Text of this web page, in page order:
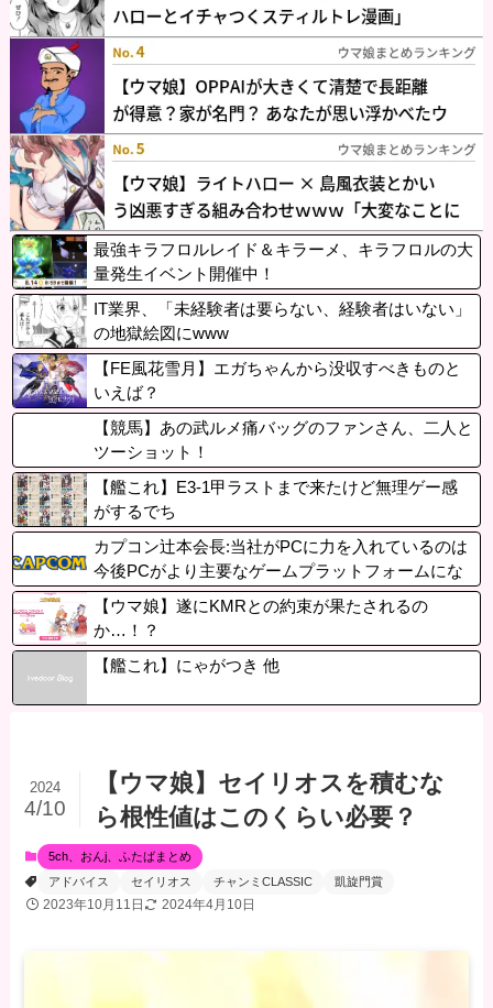
最強キラフロルレイド＆キラーメ、キラフロルの大
量発生イベント開催中！
IT業界、「未経験者は要らない、経験者はいない」
の地獄絵図にwww
【FE風花雪月】エガちゃんから没収すべきものと
いえば？
【競馬】あの武ルメ痛バッグのファンさん、二人と
ツーショット！
【艦これ】E3-1甲ラストまで来たけど無理ゲー感
がするでち
カプコン辻本会長:当社がPCに力を入れているのは
今後PCがより主要なゲームプラットフォームにな
るから
【ウマ娘】遂にKMRとの約束が果たされるの
か…！？
【艦これ】にゃがつき 他
【ウマ娘】セイリオスを積むな
ら根性値はこのくらい必要？
2024
4/10
5ch、おんj、ふたばまとめ
アドバイス
セイリオス チャンミCLASSIC 凱旋門賞
2023年10月11日 2024年4月10日